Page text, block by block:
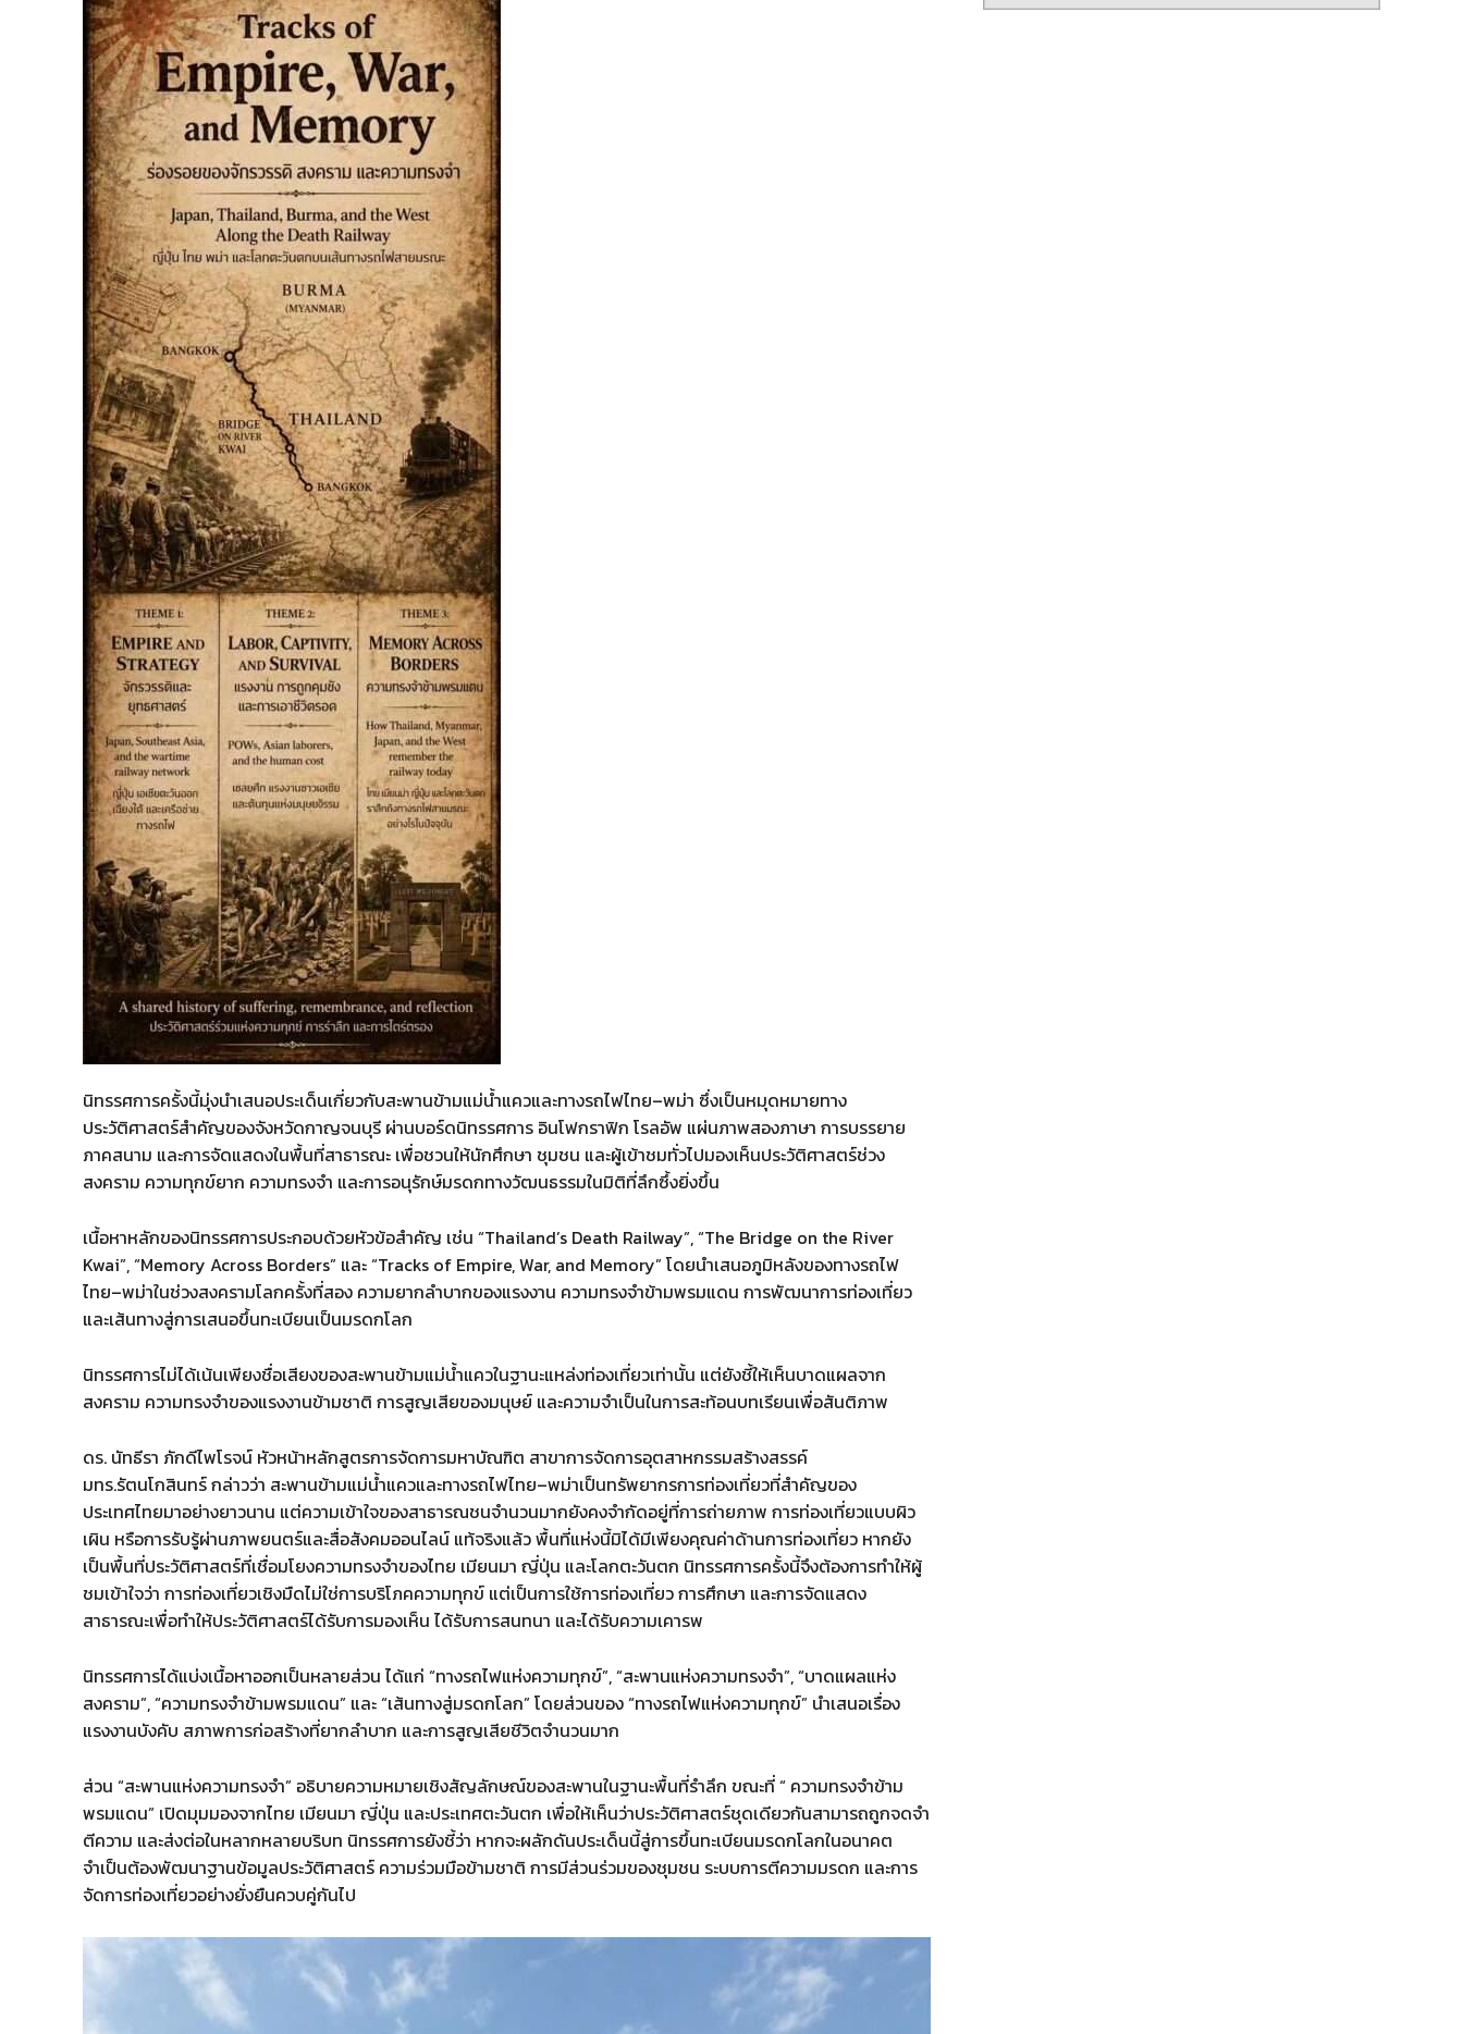
นิทรรศการครั้งนี้มุ่งนำเสนอประเด็นเกี่ยวกับสะพานข้ามแม่น้ำแควและทางรถไฟไทย–พม่า ซึ่งเป็นหมุดหมายทาง
ประวัติศาสตร์สำคัญของจังหวัดกาญจนบุรี ผ่านบอร์ดนิทรรศการ อินโฟกราฟิก โรลอัพ แผ่นภาพสองภาษา การบรรยาย
ภาคสนาม และการจัดแสดงในพื้นที่สาธารณะ เพื่อชวนให้นักศึกษา ชุมชน และผู้เข้าชมทั่วไปมองเห็นประวัติศาสตร์ช่วง
สงคราม ความทุกข์ยาก ความทรงจำ และการอนุรักษ์มรดกทางวัฒนธรรมในมิติที่ลึกซึ้งยิ่งขึ้น
เนื้อหาหลักของนิทรรศการประกอบด้วยหัวข้อสำคัญ เช่น “Thailand’s Death Railway”, “The Bridge on the River
Kwai”, “Memory Across Borders” และ “Tracks of Empire, War, and Memory” โดยนำเสนอภูมิหลังของทางรถไฟ
ไทย–พม่าในช่วงสงครามโลกครั้งที่สอง ความยากลำบากของแรงงาน ความทรงจำข้ามพรมแดน การพัฒนาการท่องเที่ยว
และเส้นทางสู่การเสนอขึ้นทะเบียนเป็นมรดกโลก
นิทรรศการไม่ได้เน้นเพียงชื่อเสียงของสะพานข้ามแม่น้ำแควในฐานะแหล่งท่องเที่ยวเท่านั้น แต่ยังชี้ให้เห็นบาดแผลจาก
สงคราม ความทรงจำของแรงงานข้ามชาติ การสูญเสียของมนุษย์ และความจำเป็นในการสะท้อนบทเรียนเพื่อสันติภาพ
ดร. นัทธีรา ภักดีไพโรจน์ หัวหน้าหลักสูตรการจัดการมหาบัณฑิต สาขาการจัดการอุตสาหกรรมสร้างสรรค์
มทร.รัตนโกสินทร์ กล่าวว่า สะพานข้ามแม่น้ำแควและทางรถไฟไทย–พม่าเป็นทรัพยากรการท่องเที่ยวที่สำคัญของ
ประเทศไทยมาอย่างยาวนาน แต่ความเข้าใจของสาธารณชนจำนวนมากยังคงจำกัดอยู่ที่การถ่ายภาพ การท่องเที่ยวแบบผิว
เผิน หรือการรับรู้ผ่านภาพยนตร์และสื่อสังคมออนไลน์ แท้จริงแล้ว พื้นที่แห่งนี้มิได้มีเพียงคุณค่าด้านการท่องเที่ยว หากยัง
เป็นพื้นที่ประวัติศาสตร์ที่เชื่อมโยงความทรงจำของไทย เมียนมา ญี่ปุ่น และโลกตะวันตก นิทรรศการครั้งนี้จึงต้องการทำให้ผู้
ชมเข้าใจว่า การท่องเที่ยวเชิงมืดไม่ใช่การบริโภคความทุกข์ แต่เป็นการใช้การท่องเที่ยว การศึกษา และการจัดแสดง
สาธารณะเพื่อทำให้ประวัติศาสตร์ได้รับการมองเห็น ได้รับการสนทนา และได้รับความเคารพ
นิทรรศการได้แบ่งเนื้อหาออกเป็นหลายส่วน ได้แก่ “ทางรถไฟแห่งความทุกข์”, “สะพานแห่งความทรงจำ”, “บาดแผลแห่ง
สงคราม”, “ความทรงจำข้ามพรมแดน” และ “เส้นทางสู่มรดกโลก” โดยส่วนของ “ทางรถไฟแห่งความทุกข์” นำเสนอเรื่อง
แรงงานบังคับ สภาพการก่อสร้างที่ยากลำบาก และการสูญเสียชีวิตจำนวนมาก
ส่วน “สะพานแห่งความทรงจำ” อธิบายความหมายเชิงสัญลักษณ์ของสะพานในฐานะพื้นที่รำลึก ขณะที่ “ ความทรงจำข้าม
พรมแดน” เปิดมุมมองจากไทย เมียนมา ญี่ปุ่น และประเทศตะวันตก เพื่อให้เห็นว่าประวัติศาสตร์ชุดเดียวกันสามารถถูกจดจำ
ตีความ และส่งต่อในหลากหลายบริบท นิทรรศการยังชี้ว่า หากจะผลักดันประเด็นนี้สู่การขึ้นทะเบียนมรดกโลกในอนาคต
จำเป็นต้องพัฒนาฐานข้อมูลประวัติศาสตร์ ความร่วมมือข้ามชาติ การมีส่วนร่วมของชุมชน ระบบการตีความมรดก และการ
จัดการท่องเที่ยวอย่างยั่งยืนควบคู่กันไป